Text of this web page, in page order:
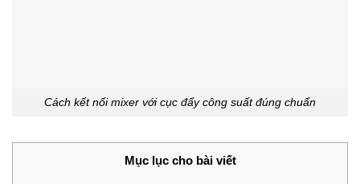
Cách kết nối mixer với cục đẩy công suất đúng chuẩn
Mục lục cho bài viết